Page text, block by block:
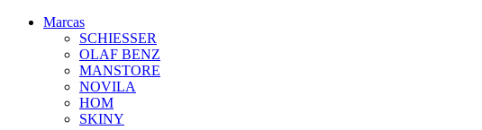
Marcas
SCHIESSER
OLAF BENZ
MANSTORE
NOVILA
HOM
SKINY